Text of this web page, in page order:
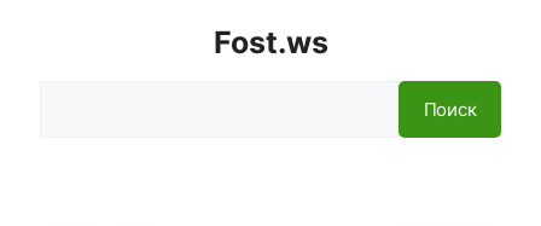
Fost.ws
Поиск